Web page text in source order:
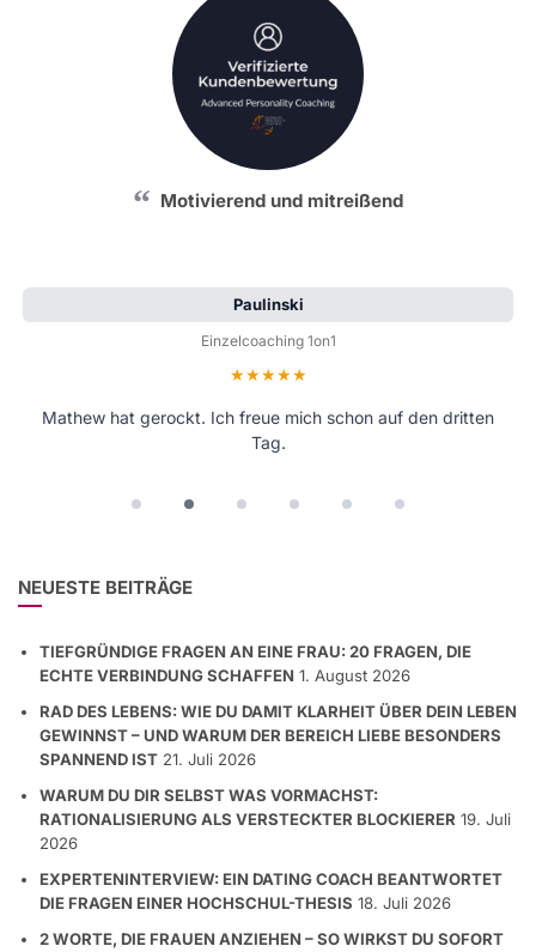
Motivierend und mitreißend
Paulinski
Einzelcoaching 1on1
Bewertung: 5 von 5 Sternen
Mathew hat gerockt. Ich freue mich schon auf den dritten
Tag.
NEUESTE BEITRÄGE
TIEFGRÜNDIGE FRAGEN AN EINE FRAU: 20 FRAGEN, DIE
ECHTE VERBINDUNG SCHAFFEN 1. August 2026
RAD DES LEBENS: WIE DU DAMIT KLARHEIT ÜBER DEIN LEBEN
GEWINNST – UND WARUM DER BEREICH LIEBE BESONDERS
SPANNEND IST 21. Juli 2026
WARUM DU DIR SELBST WAS VORMACHST:
RATIONALISIERUNG ALS VERSTECKTER BLOCKIERER 19. Juli
2026
EXPERTENINTERVIEW: EIN DATING COACH BEANTWORTET
DIE FRAGEN EINER HOCHSCHUL-THESIS 18. Juli 2026
2 WORTE, DIE FRAUEN ANZIEHEN – SO WIRKST DU SOFORT